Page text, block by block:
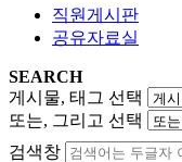
직원게시판
공유자료실
SEARCH
게시물, 태그 선택
또는, 그리고 선택
검색창